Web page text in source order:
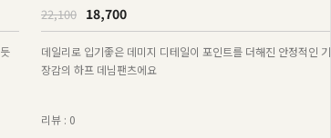
22,100 18,700
데일리로 입기좋은 데미지 디테일이 포인트를 더해진 안정적인 기
장감의 하프 데님팬츠에요
리뷰 : 0